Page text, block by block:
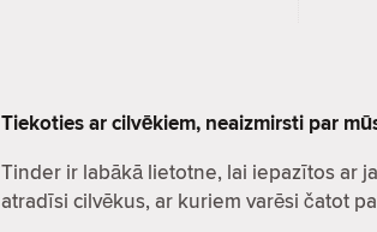
Tiekoties ar cilvēkiem, neaizmirsti par
Tinder ir labākā lietotne, lai iepazītos ar
atradīsi cilvēkus, ar kuriem varēsi čatot